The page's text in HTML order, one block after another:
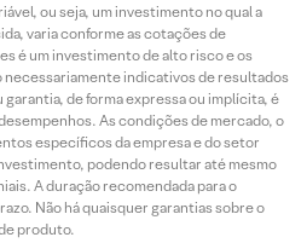
ou seja, um investimento no qual a
varia conforme as cotações de
é um investimento de alto risco e os
necessariamente indicativos de resultados
de forma expressa ou implícita, é
As condições de mercado, o
específicos da empresa e do setor
podendo resultar até mesmo
A duração recomendada para o
Não há quaisquer garantias sobre o
produto.